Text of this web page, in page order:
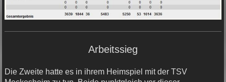
Arbeitssieg
Die Zweite hatte es in ihrem Heimspiel mit der TSV